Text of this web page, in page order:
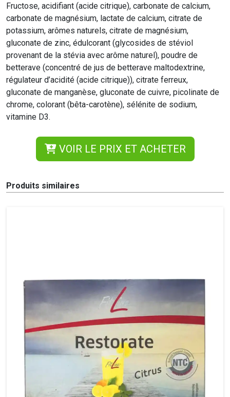
Fructose, acidifiant (acide citrique), carbonate de calcium,
carbonate de magnésium, lactate de calcium, citrate de
potassium, arômes naturels, citrate de magnésium,
gluconate de zinc, édulcorant (glycosides de stéviol
provenant de la stévia avec arôme naturel), poudre de
betterave (concentré de jus de betterave maltodextrine,
régulateur d’acidité (acide citrique)), citrate ferreux,
gluconate de manganèse, gluconate de cuivre, picolinate de
chrome, colorant (bêta-carotène), sélénite de sodium,
vitamine D3.
VOIR LE PRIX ET ACHETER
Produits similaires